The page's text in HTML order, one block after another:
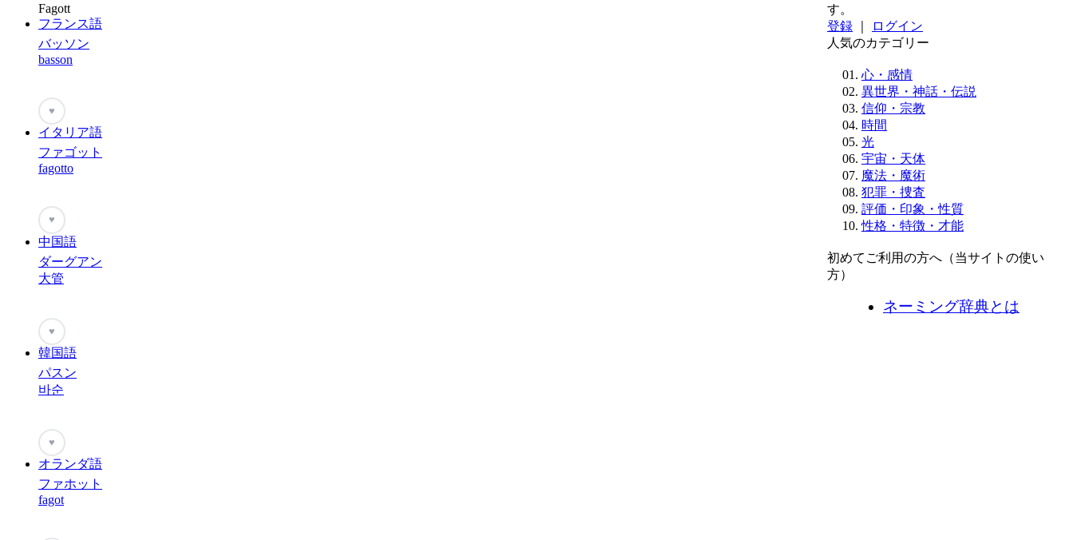
Fagott
フランス語
バッソン
basson
♥
イタリア語
ファゴット
fagotto
♥
中国語
ダーグアン
大管
♥
韓国語
パスン
바순
♥
オランダ語
ファホット
fagot
す。
登録
ログイン
人気のカテゴリー
心・感情
異世界・神話・伝説
信仰・宗教
時間
光
宇宙・天体
魔法・魔術
犯罪・捜査
評価・印象・性質
性格・特徴・才能
初めてご利用の方へ（当サイトの使い
方）
ネーミング辞典とは